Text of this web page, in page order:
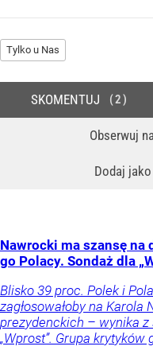
Tylko u Nas
Obserwuj
Dodaj jako
SKOMENTUJ 2
Nawrocki ma szansę na
go Polacy. Sondaż dla
Blisko 39 proc. Polek i
zagłosowałoby na
prezydenckich – wynika z
„Wprost”. Grupa